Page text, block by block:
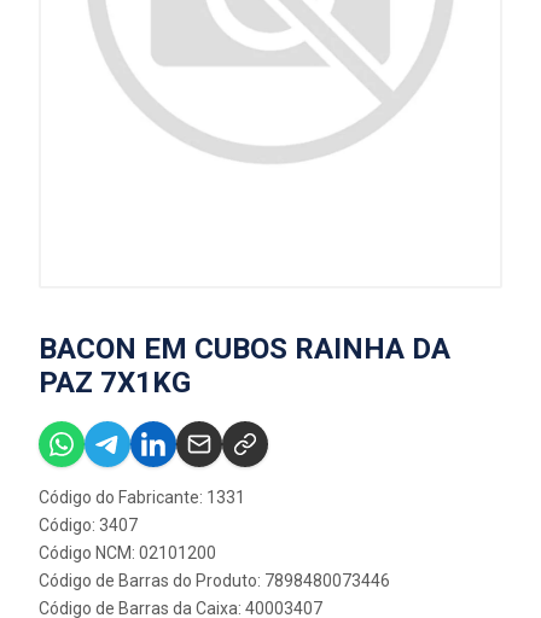
BACON EM CUBOS RAINHA DA
PAZ 7X1KG
Código do Fabricante: 1331
Código: 3407
Código NCM: 02101200
Código de Barras do Produto: 7898480073446
Código de Barras da Caixa: 40003407